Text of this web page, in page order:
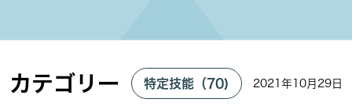
カテゴリー 特定技能（70) 2021年10月29日